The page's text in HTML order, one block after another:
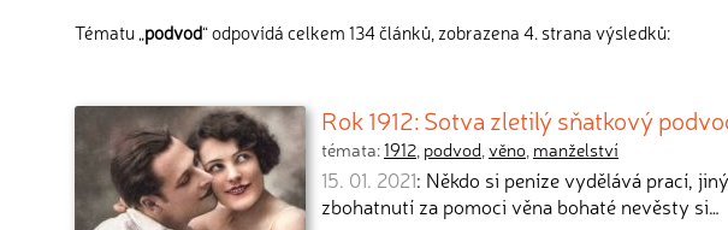
Tématu „podvod“ odpovídá celkem 134 článků, zobrazena 4. strana výsledků:
Rok 1912: Sotva zletilý sňatkový
témata:1912, podvod,věno, manželství
15. 01. 2021: Někdo si peníze vydělává prací,
zbohatnutí za pomoci věna bohaté nevěsty si…